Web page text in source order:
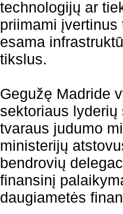
technologijų ar
priimami
esama
tikslus.
Gegužę Madride
sektoriaus
tvaraus judumo
ministerijų
bendrovių
finansinį
daugiametės